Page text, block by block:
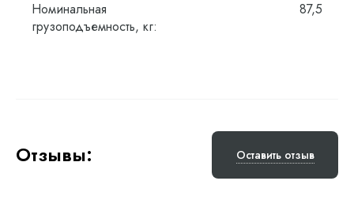
Номинальная
грузоподъемность, кг:
87,5
Отзывы: Оставить отзыв